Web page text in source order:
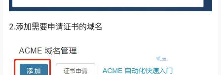
2.添加需要申请证书的域名